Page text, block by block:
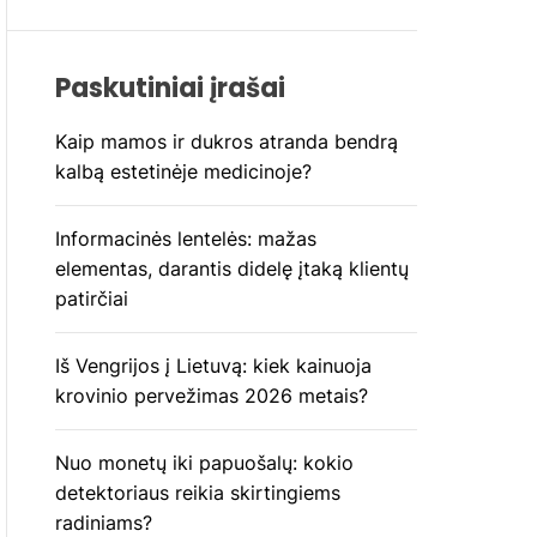
Paskutiniai įrašai
Kaip mamos ir dukros atranda bendrą
kalbą estetinėje medicinoje?
Informacinės lentelės: mažas
elementas, darantis didelę įtaką klientų
patirčiai
Iš Vengrijos į Lietuvą: kiek kainuoja
krovinio pervežimas 2026 metais?
Nuo monetų iki papuošalų: kokio
detektoriaus reikia skirtingiems
radiniams?